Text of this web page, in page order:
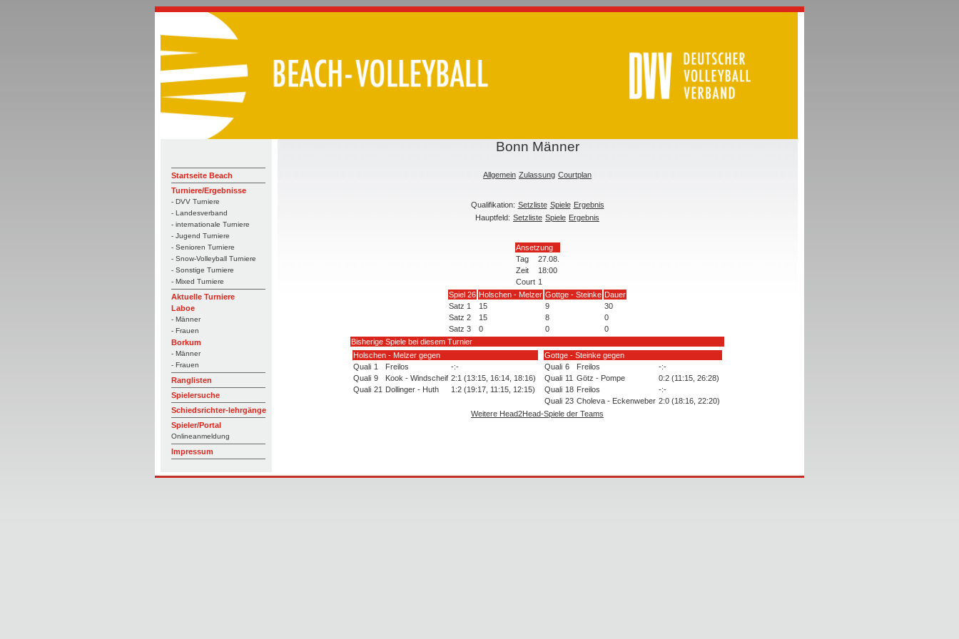
Startseite Beach
Turniere/Ergebnisse
- DVV Turniere
- Landesverband
- internationale Turniere
- Jugend Turniere
- Senioren Turniere
- Snow-Volleyball Turniere
- Sonstige Turniere
- Mixed Turniere
Aktuelle Turniere
Laboe
- Männer
- Frauen
Borkum
- Männer
- Frauen
Ranglisten
Spielersuche
Schiedsrichter-lehrgänge
Spieler/Portal
Onlineanmeldung
Impressum
Bonn Männer
Allgemein Zulassung Courtplan
Qualifikation: Setzliste Spiele Ergebnis
Hauptfeld: Setzliste Spiele Ergebnis
Ansetzung
Tag
27.08.
Zeit
18:00
Court 1
Spiel 26 Holschen - Melzer Gottge - Steinke Dauer
Satz 1
15 9
30
Satz 2
15 8
0
Satz 3
0 0
0
Bisherige Spiele bei diesem Turnier
Holschen - Melzer gegen
Quali 1 Freilos
-:-
Quali 9 Kook - Windscheif 2:1 (13:15, 16:14, 18:16)
Quali 21 Dollinger - Huth 1:2 (19:17, 11:15, 12:15)
Gottge - Steinke gegen
Quali 6 Freilos
-:-
Quali 11 Götz - Pompe
0:2 (11:15, 26:28)
Quali 18 Freilos
-:-
Quali 23 Choleva - Eckenweber 2:0 (18:16, 22:20)
Weitere Head2Head-Spiele der Teams